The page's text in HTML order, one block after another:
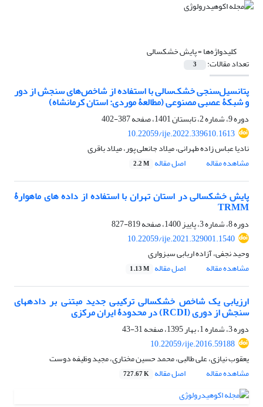
کلیدواژه‌ها =پایش خشکسالی
تعداد مقالات: 3
پتانسیل‌سنجی خشک‌سالی با استفاده از شاخص‌های سنجش از دور
و شبکۀ عصبی مصنوعی (مطالعۀ موردی: استان کرمانشاه)
دوره 9، شماره 2، تابستان 1401، صفحه
387-402
10.22059/ije.2022.339610.1613
نادیا عباس زاده طهرانی، میلاد جانعلی پور، میلاد باقری
مشاهده مقاله
اصل مقاله 2.2 M
پایش خشکسالی در استان تهران با استفاده از داده ‏های ماهوارۀ
TRMM
دوره 8، شماره 3، پاییز 1400، صفحه
819-827
10.22059/ije.2021.329001.1540
وحید نجفی، آزاده اربابی سبزواری
مشاهده مقاله
اصل مقاله 1.13 M
ارزیابی یک شاخص خشکسالی ترکیبی جدید مبتنی بر داده‏های
سنجش از دوری (RCDI) در محدودۀ ایران مرکزی
دوره 3، شماره 1، بهار 1395، صفحه
31-43
10.22059/ije.2016.59188
یعقوب نیازی، علی طالبی، محمد حسین مختاری، مجید وظیفه دوست
مشاهده مقاله
اصل مقاله 727.67 K